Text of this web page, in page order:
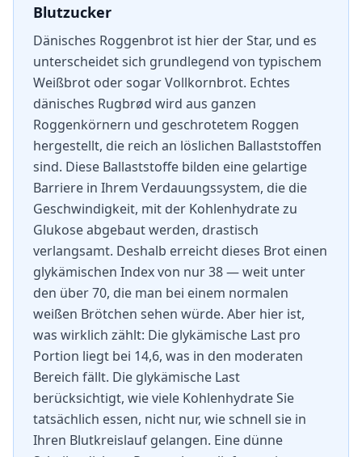
Blutzucker
Dänisches Roggenbrot ist hier der Star, und es
unterscheidet sich grundlegend von typischem
Weißbrot oder sogar Vollkornbrot. Echtes
dänisches Rugbrød wird aus ganzen
Roggenkörnern und geschrotetem Roggen
hergestellt, die reich an löslichen Ballaststoffen
sind. Diese Ballaststoffe bilden eine gelartige
Barriere in Ihrem Verdauungssystem, die die
Geschwindigkeit, mit der Kohlenhydrate zu
Glukose abgebaut werden, drastisch
verlangsamt. Deshalb erreicht dieses Brot einen
glykämischen Index von nur 38 — weit unter
den über 70, die man bei einem normalen
weißen Brötchen sehen würde. Aber hier ist,
was wirklich zählt: Die glykämische Last pro
Portion liegt bei 14,6, was in den moderaten
Bereich fällt. Die glykämische Last
berücksichtigt, wie viele Kohlenhydrate Sie
tatsächlich essen, nicht nur, wie schnell sie in
Ihren Blutkreislauf gelangen. Eine dünne